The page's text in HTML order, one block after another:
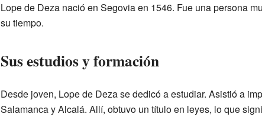
Lope de Deza nació en Segovia en 1546. Fue una persona
su tiempo.
Sus estudios y formación
Desde joven, Lope de Deza se dedicó a estudiar. Asistió a
Salamanca y Alcalá. Allí, obtuvo un título en leyes, lo que